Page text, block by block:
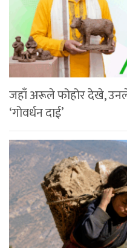
जहाँ अरूले फोहोर देखे, उनले
‘गोवर्धन दाई’